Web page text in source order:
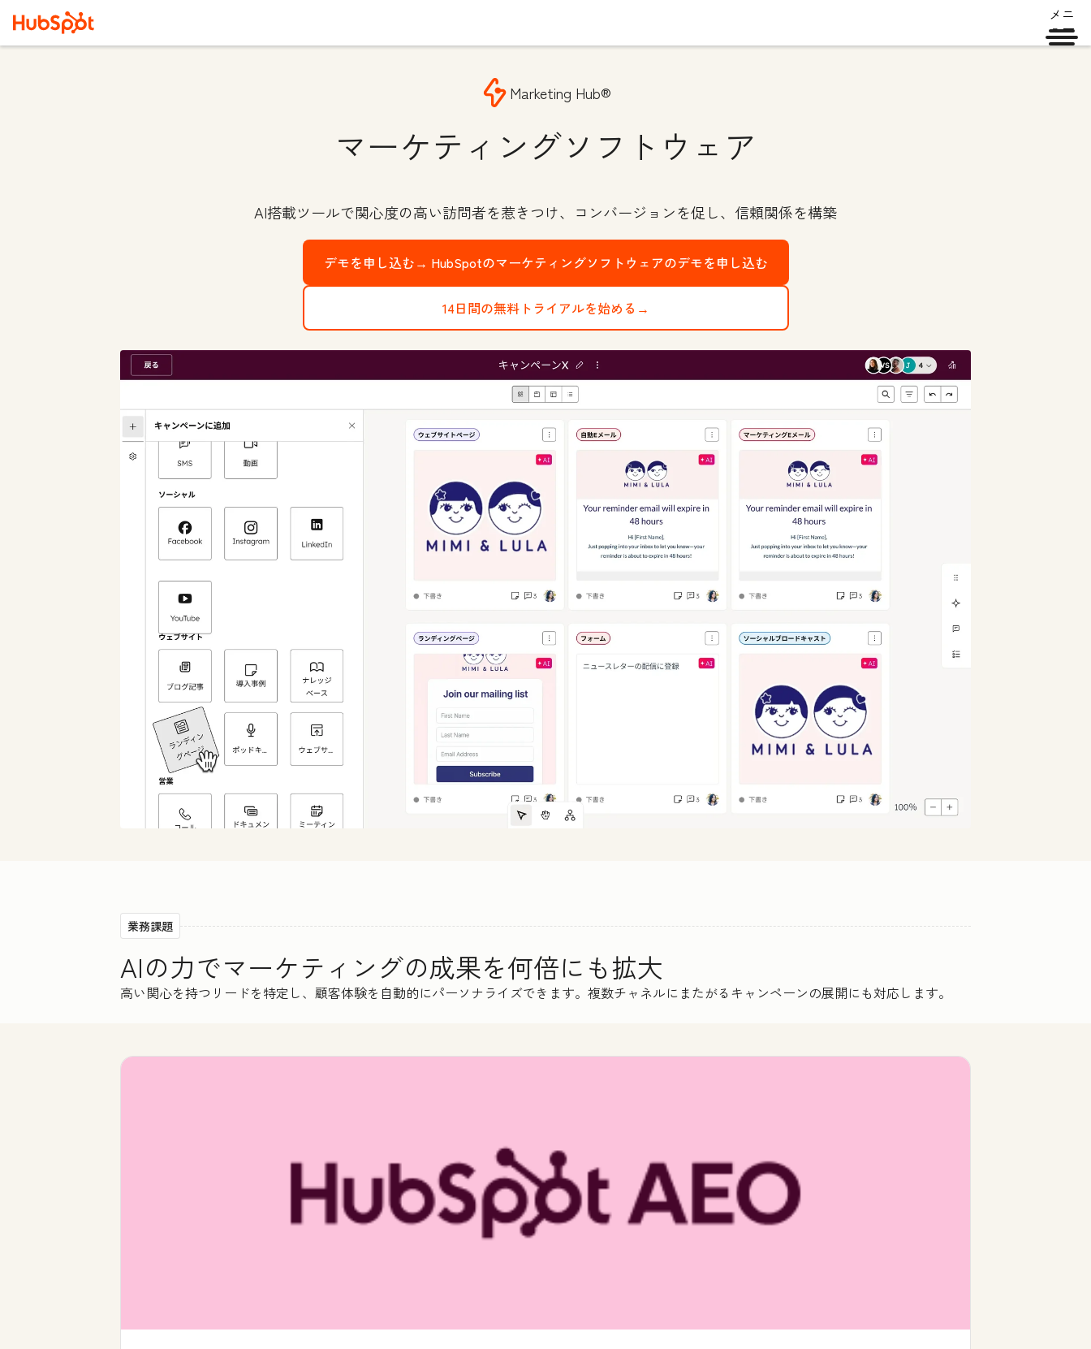
メニ
ュー
Marketing Hub®
マーケティングソフトウェア
AI搭載ツールで関心度の高い訪問者を惹きつけ、コンバージョンを促し、信頼関係を構築
デモを申し込む→ HubSpotのマーケティングソフトウェアのデモを申し込む
14日間の無料トライアルを始める→
業務課題
AIの力でマーケティングの成果を何倍にも拡大
高い関心を持つリードを特定し、顧客体験を自動的にパーソナライズできます。複数チャネルにまたがるキャンペーンの展開にも対応します。